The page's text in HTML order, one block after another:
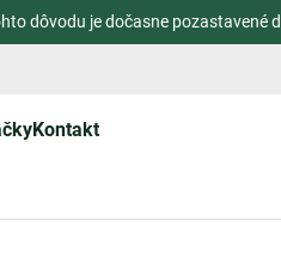
dôvodu je dočasne pozastavené
Kontakt